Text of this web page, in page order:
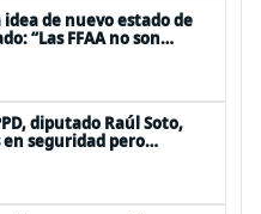
de nuevo estado de
“Las FFAA no son
diputado Raúl Soto,
seguridad pero
clave: alzamiento del